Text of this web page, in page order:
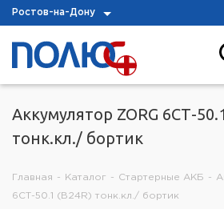
Ростов-на-Дону
Аккумулятор ZORG 6СТ-
тонк.кл./ бортик
Главная - Каталог - Стартерные АКБ -
6СТ-50.1 (B24R) тонк.кл./ бортик